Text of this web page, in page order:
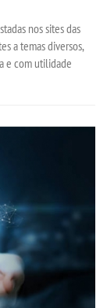
nos sites das
a temas diversos,
e com utilidade